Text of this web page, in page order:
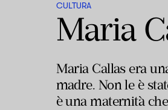
CULTURA
Maria
Maria Callas era
madre. Non le è
è una maternità